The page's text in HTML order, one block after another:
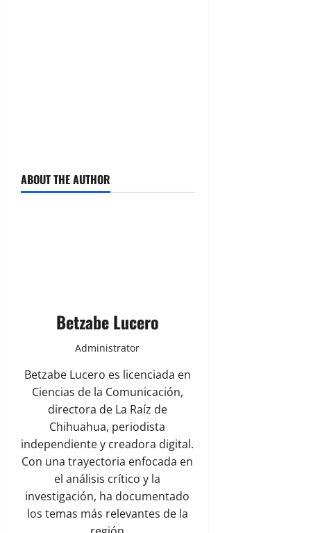
ABOUT THE AUTHOR
Betzabe Lucero
Administrator
Betzabe Lucero es licenciada en
Ciencias de la Comunicación,
directora de La Raíz de
Chihuahua, periodista
independiente y creadora digital.
Con una trayectoria enfocada en
el análisis crítico y la
investigación, ha documentado
los temas más relevantes de la